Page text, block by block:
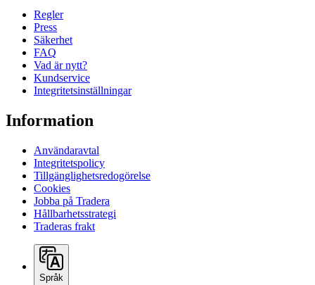
Regler
Press
Säkerhet
FAQ
Vad är nytt?
Kundservice
Integritetsinställningar
Information
Användaravtal
Integritetspolicy
Tillgänglighetsredogörelse
Cookies
Jobba på Tradera
Hållbarhetsstrategi
Traderas frakt
Språk